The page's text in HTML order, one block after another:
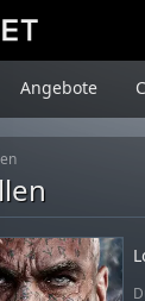
Angebote